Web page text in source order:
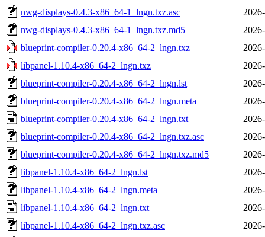
nwg-displays-0.4.3-x86_64-1_lngn.txz.asc
nwg-displays-0.4.3-x86_64-1_lngn.txz.md5
blueprint-compiler-0.20.4-x86_64-2_lngn.txz
libpanel-1.10.4-x86_64-2_lngn.txz
blueprint-compiler-0.20.4-x86_64-2_lngn.lst
blueprint-compiler-0.20.4-x86_64-2_lngn.meta
blueprint-compiler-0.20.4-x86_64-2_lngn.txt
blueprint-compiler-0.20.4-x86_64-2_lngn.txz.asc
blueprint-compiler-0.20.4-x86_64-2_lngn.txz.md5
libpanel-1.10.4-x86_64-2_lngn.lst
libpanel-1.10.4-x86_64-2_lngn.meta
libpanel-1.10.4-x86_64-2_lngn.txt
libpanel-1.10.4-x86_64-2_lngn.txz.asc